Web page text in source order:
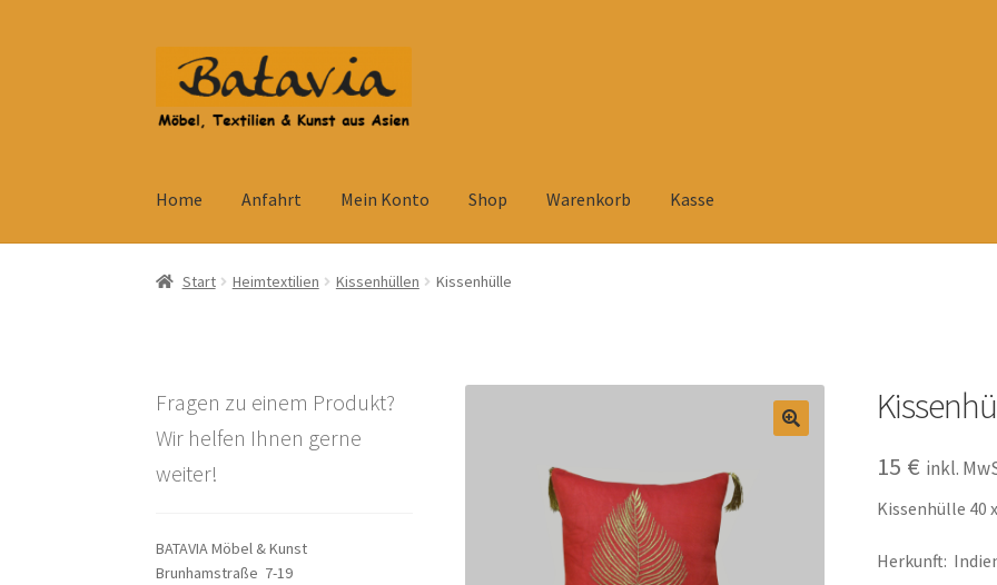
Navigation
springen
Zum
Inhalt
springen
Home Anfahrt Mein Konto Shop Warenkorb Kasse
Start Accessoires AGB Anfahrt Datenschutzbelehrung
Wohnzimmertisch mit StühlenZahlungsarten
Start Heimtextilien Kissenhüllen Kissenhülle
15 € inkl.
Kissenhülle 40
Herkunft:
Fragen zu einem Produkt?
Wir helfen Ihnen gerne
weiter!
BATAVIA Möbel & Kunst
Brunhamstraße 7-19